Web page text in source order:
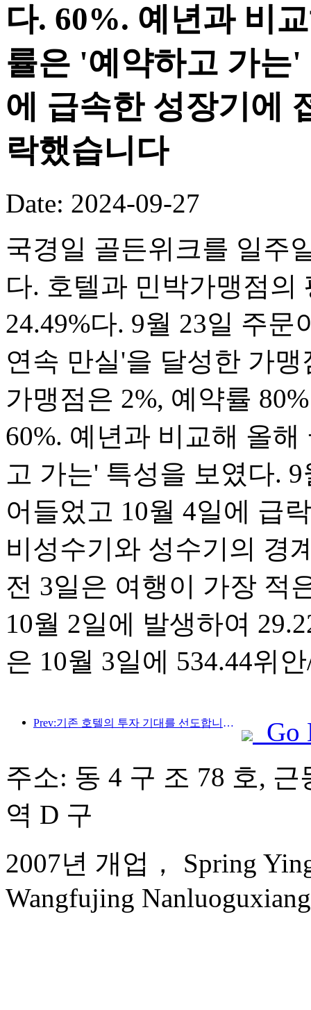
다. 60%. 예년과 비
률은 '예약하고 가는'
에 급속한 성장기에
락했습니다
Date: 2024-09-27
국경일 골든위크를 일주
다. 호텔과 민박가맹점의
24.49%다. 9월 23일 주
연속 만실'을 달성한 가
가맹점은 2%, 예약률
60%. 예년과 비교해 올
고 가는' 특성을 보였다.
어들었고 10월 4일에 급
비성수기와 성수기의 경
전 3일은 여행이 가장 적
10월 2일에 발생하여
은 10월 3일에 534.44위
Prev:기존 호텔의 투자 기대를 선도합니다! Wanxin Zhige Hotel은 '기존 호텔의 우수한 관리 브랜드'로 업계 칭찬을 받았습니다.
Go
주소: 동 4 구 조 78 호,
역 D 구
2007년 개업， Spring
Wangfujing